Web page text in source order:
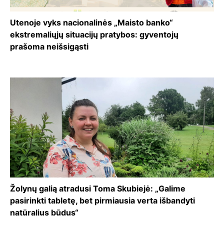
Utenoje vyks nacionalinės „Maisto banko“
ekstremaliųjų situacijų pratybos: gyventojų
prašoma neišsigąsti
Žolynų galią atradusi Toma Skubiejė: „Galime
pasirinkti tabletę, bet pirmiausia verta išbandyti
natūralius būdus“